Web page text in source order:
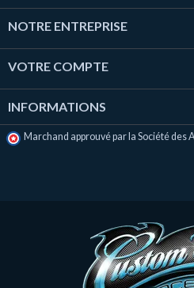
NOTRE ENTREPRISE
VOTRE COMPTE
INFORMATIONS
Marchand approuvé par la Société des